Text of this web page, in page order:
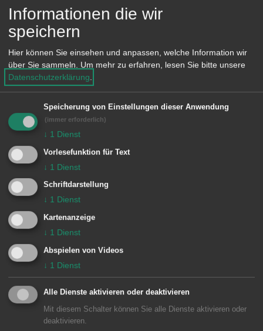
Gefangenen Israeliten: „Va‘, pensioro
sull' alli d'orate!“... „Flieg, Gedanke auf
goldenen Flügeln!“ Ganz besonders an
dieser „Nabucco“-Inszenierung ist, dass
der Chor für dieses Stück von
Sängerinnen und Sängern aus Aalen
verstärkt wird, die für diesen Auftritt
bereits seit mehreren Wochen proben.
Der Chor verkörpert nicht nur zwei
unterschiedliche Volksgruppen,
sondern singt auch in verschiedenen
Sprachen: Deutsch, Italienisch,
Persisch und Hebräisch. Diese
Sprachen sind nicht nur in dieser
Aufführung, sondern auch an den
Krisenherden unserer Zeit, der
Mittelmeerküste und dem Nahen
Informationen die wir
speichern
Hier können Sie einsehen und anpassen, welche Information wir
über Sie sammeln.
Um mehr zu erfahren, lesen Sie bitte unsere
Datenschutzerklärung
Speicherung von Einstellungen dieser Anwendung
(immer erforderlich)
↓ 1 Dienst
Vorlesefunktion für Text
↓ 1 Dienst
Schriftdarstellung
↓ 1 Dienst
Kartenanzeige
↓ 1 Dienst
Abspielen von Videos
↓ 1 Dienst
Alle Dienste aktivieren oder deaktivieren
Mit diesem Schalter können Sie alle Dienste aktivieren oder
deaktivieren.